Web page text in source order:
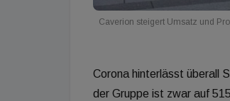
Caverion steigert Umsatz und
Corona hinterlässt überall
der Gruppe ist zwar auf